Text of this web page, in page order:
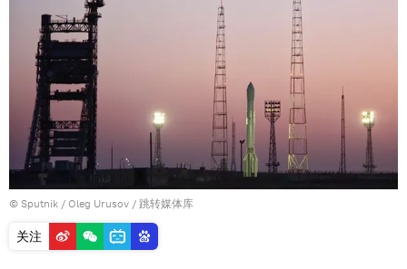
© Sputnik / Oleg Urusov / 跳转媒体库
关注